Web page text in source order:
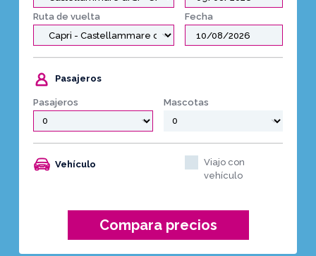
Ruta de vuelta Fecha
Pasajeros
Pasajeros Mascotas
Vehículo
Viajo con
vehículo
Compara precios